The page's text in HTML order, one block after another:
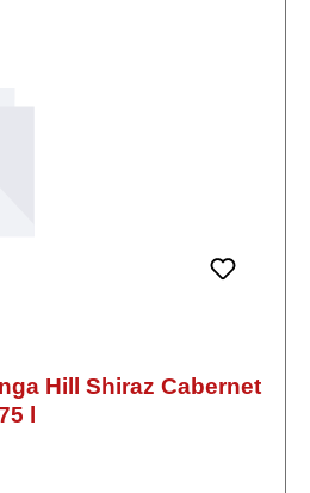
Hill Shiraz Cabernet
l